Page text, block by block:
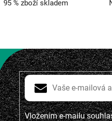
95 % zboží skladem
Vložením e-mailu